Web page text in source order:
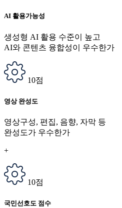
AI 활용가능성
생성형 AI 활용 수준이 높고
AI와 콘텐츠 융합성이 우수한가
10점
영상 완성도
영상구성, 편집, 음향, 자막 등
완성도가 우수한가
+
10점
국민선호도 점수